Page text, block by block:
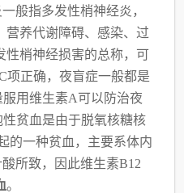
一般指多发性梢神经炎，
营养代谢障碍、感染、过
性梢神经损害的总称，可
项正确，夜盲症一般都是
服用维生素A可以防治夜
贫血是由于脱氧核糖核
的一种贫血，主要系体内
所致，因此维生素B12
。